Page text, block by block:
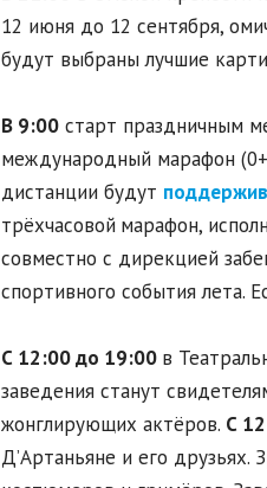
12 июня до 12 сентября,
будут выбраны лучшие
В 9:00старт праздничным
международный марафон
дистанции будут
трёхчасовой марафон,
совместно с дирекцией
спортивного события лета.
С 12:00 до 19:00 в
заведения станут
жонглирующих актёров. С
Д’Артаньяне и его друзьях.